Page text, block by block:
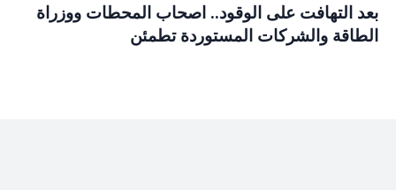
بعد التهافت على الوقود.. اصحاب المحطات ووزراة
الطاقة والشركات المستوردة تطمئن